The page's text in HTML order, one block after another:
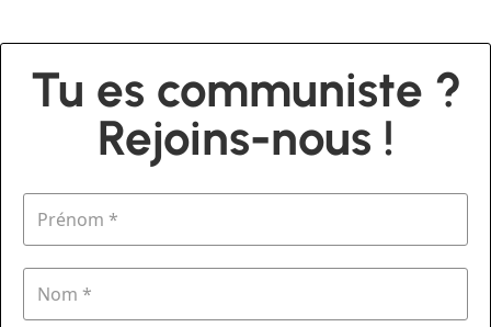
Tu es communiste ?
Rejoins-nous !